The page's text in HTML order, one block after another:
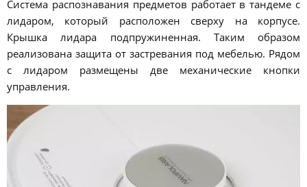
Система распознавания предметов работает в тандеме с
лидаром, который расположен сверху на корпусе.
Крышка лидара подпружиненная. Таким образом
реализована защита от застревания под мебелью. Рядом
с лидаром размещены две механические кнопки
управления.